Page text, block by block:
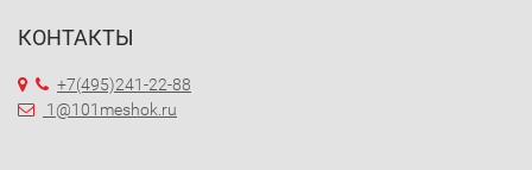
КОНТАКТЫ
+7(495)241-22-88
1@101meshok.ru